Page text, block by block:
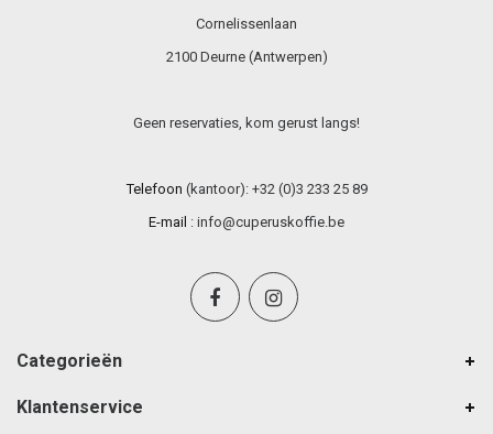
Cornelissenlaan
2100 Deurne (Antwerpen)
Geen reservaties, kom gerust langs!
Telefoon (kantoor): +32 (0)3 233 25 89
E-mail : info@cuperuskoffie.be
Categorieën
Klantenservice